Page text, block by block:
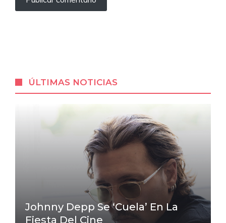
ÚLTIMAS NOTICIAS
Johnny Depp Se ‘cuela’ En La
Fiesta Del Cine